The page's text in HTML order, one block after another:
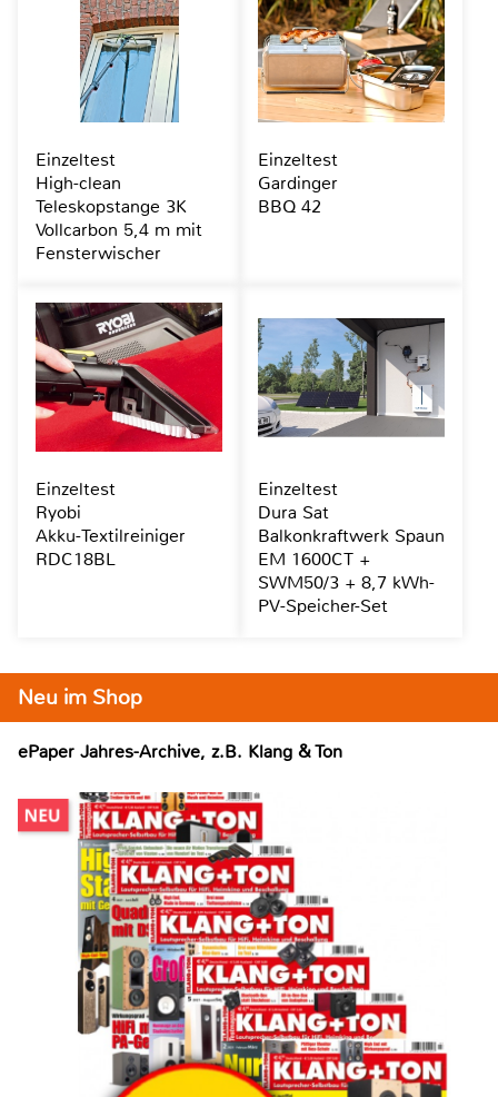
Neu im Shop
ePaper Jahres-Archive, z.B. Klang & Ton
Einzeltest
High-clean
Teleskopstange 3K
Vollcarbon 5,4 m mit
Fensterwischer
Einzeltest
Gardinger
BBQ 42
Einzeltest
Ryobi
Akku-Textilreiniger
RDC18BL
Einzeltest
Dura Sat
Balkonkraftwerk Spaun
EM 1600CT +
SWM50/3 + 8,7 kWh-
PV-Speicher-Set